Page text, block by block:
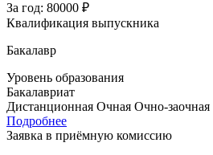
За год: 80000 ₽
Квалификация выпускника
Бакалавр
Уровень образования
Бакалавриат
Дистанционная Очная Очно-заочная
Подробнее
Заявка в приёмную комиссию